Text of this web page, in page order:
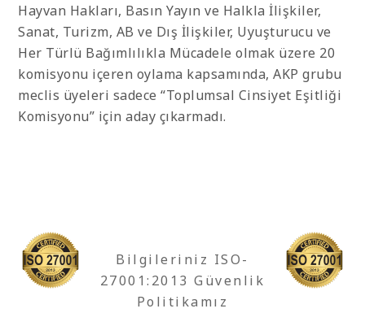
Hayvan Hakları, Basın Yayın ve Halkla İlişkiler,
Sanat, Turizm, AB ve Dış İlişkiler, Uyuşturucu ve
Her Türlü Bağımlılıkla Mücadele olmak üzere 20
komisyonu içeren oylama kapsamında, AKP grubu
meclis üyeleri sadece “Toplumsal Cinsiyet Eşitliği
Komisyonu” için aday çıkarmadı.
Bilgileriniz ISO-
27001:2013 Güvenlik
Politikamız